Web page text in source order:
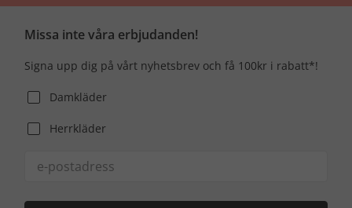
Missa inte våra erbjudanden!
Signa upp dig på vårt nyhetsbrev och få 100kr i rabatt*!
Damkläder
Herrkläder